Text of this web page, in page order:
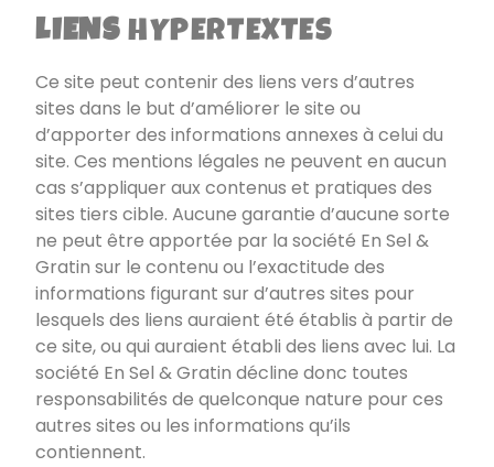
LIENS HYPERTEXTES
Ce site peut contenir des liens vers d’autres
sites dans le but d’améliorer le site ou
d’apporter des informations annexes à celui du
site. Ces mentions légales ne peuvent en aucun
cas s’appliquer aux contenus et pratiques des
sites tiers cible. Aucune garantie d’aucune sorte
ne peut être apportée par la société En Sel &
Gratin sur le contenu ou l’exactitude des
informations figurant sur d’autres sites pour
lesquels des liens auraient été établis à partir de
ce site, ou qui auraient établi des liens avec lui. La
société En Sel & Gratin décline donc toutes
responsabilités de quelconque nature pour ces
autres sites ou les informations qu’ils
contiennent.